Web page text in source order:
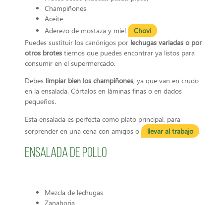
Champiñones
Aceite
Aderezo de mostaza y miel
Choví
Puedes sustituir los canónigos por lechugas variadas o por
otros brotes tiernos que puedes encontrar ya listos para
consumir en el supermercado.
Debes limpiar bien los champiñones, ya que van en crudo
en la ensalada. Córtalos en láminas finas o en dados
pequeños.
Esta ensalada es perfecta como plato principal, para
sorprender en una cena con amigos o
llevar al trabajo .
Ensalada de pollo
Mezcla de lechugas
Zanahoria